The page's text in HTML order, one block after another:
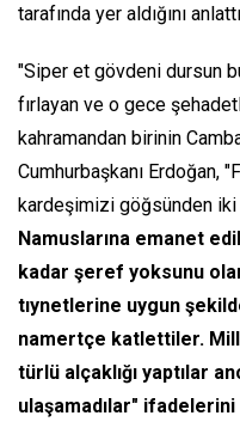
tarafında yer aldığını
"Siper et gövdeni dursun
fırlayan ve o gece
kahramandan birinin
Cumhurbaşkanı Erdoğan,
kardeşimizi göğsünden
Namuslarına emanet
kadar şeref yoksunu
tıynetlerine uygun
namertçe katlettiler.
türlü alçaklığı yaptılar
ulaşamadılar" ifadelerini